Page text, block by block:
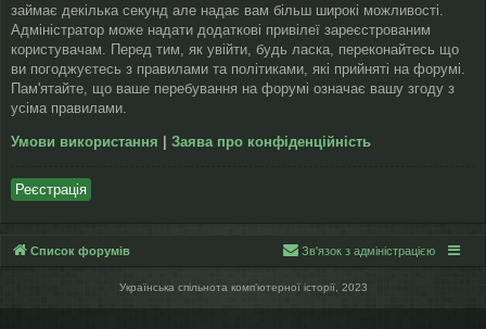
займає декілька секунд але надає вам більш широкі можливості.
Адміністратор може надати додаткові привілеї зареєстрованим
користувачам. Перед тим, як увійти, будь ласка, переконайтесь що
ви погоджуєтесь з правилами та політиками, які прийняті на форумі.
Пам'ятайте, що ваше перебування на форумі означає вашу згоду з
усіма правилами.
Умови використання Заява про конфіденційність
Реєстрація
Список форумів Зв'язок з адміністрацією
Українська спільнота компʼютерної історії, 2023